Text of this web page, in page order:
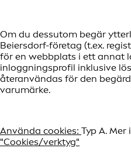
Om du dessutom begär
Beiersdorf-företag (t.ex.
för en webbplats i ett annat
inloggningsprofil inklusive
återanvändas för den
varumärke.
Använda cookies: Typ A.
"Cookies/verktyg"